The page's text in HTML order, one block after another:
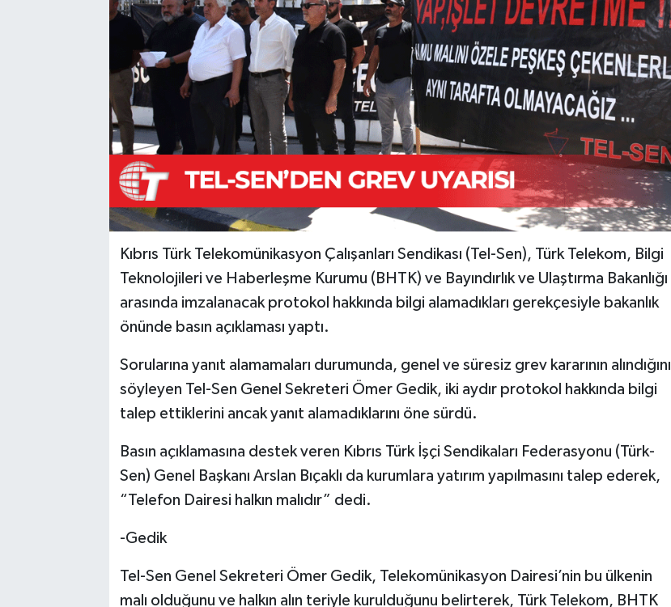
Kıbrıs Türk Telekomünikasyon Çalışanları Sendikası (Tel-Sen), Türk Telekom, Bilgi
Teknolojileri ve Haberleşme Kurumu (BHTK) ve Bayındırlık ve Ulaştırma Bakanlığı
arasında imzalanacak protokol hakkında bilgi alamadıkları gerekçesiyle bakanlık
önünde basın açıklaması yaptı.
Sorularına yanıt alamamaları durumunda, genel ve süresiz grev kararının alındığını
söyleyen Tel-Sen Genel Sekreteri Ömer Gedik, iki aydır protokol hakkında bilgi
talep ettiklerini ancak yanıt alamadıklarını öne sürdü.
Basın açıklamasına destek veren Kıbrıs Türk İşçi Sendikaları Federasyonu (Türk-
Sen) Genel Başkanı Arslan Bıçaklı da kurumlara yatırım yapılmasını talep ederek,
“Telefon Dairesi halkın malıdır” dedi.
-Gedik
Tel-Sen Genel Sekreteri Ömer Gedik, Telekomünikasyon Dairesi’nin bu ülkenin
malı olduğunu ve halkın alın teriyle kurulduğunu belirterek, Türk Telekom, BHTK